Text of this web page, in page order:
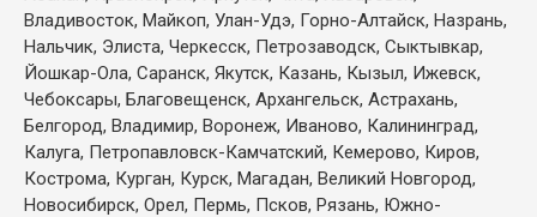
Владивосток, Майкоп, Улан-Удэ, Горно-Алтайск, Назрань,
Нальчик, Элиста, Черкесск, Петрозаводск, Сыктывкар,
Йошкар-Ола, Саранск, Якутск, Казань, Кызыл, Ижевск,
Чебоксары, Благовещенск, Архангельск, Астрахань,
Белгород, Владимир, Воронеж, Иваново, Калининград,
Калуга, Петропавловск-Камчатский, Кемерово, Киров,
Кострома, Курган, Курск, Магадан, Великий Новгород,
Новосибирск, Орел, Пермь, Псков, Рязань, Южно-